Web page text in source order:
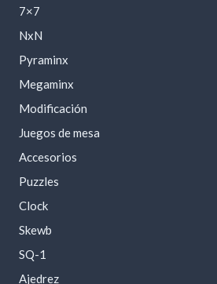
7×7
NxN
Pyraminx
Megaminx
Modificación
Juegos de mesa
Accesorios
Puzzles
Clock
Skewb
SQ-1
Ajedrez